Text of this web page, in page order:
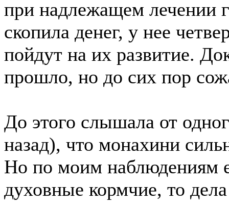
при надлежащем лечении
скопила денег, у нее
пойдут на их развитие.
прошло, но до сих пор
До этого слышала от
назад), что монахини
Но по моим наблюдениям
духовные кормчие, то